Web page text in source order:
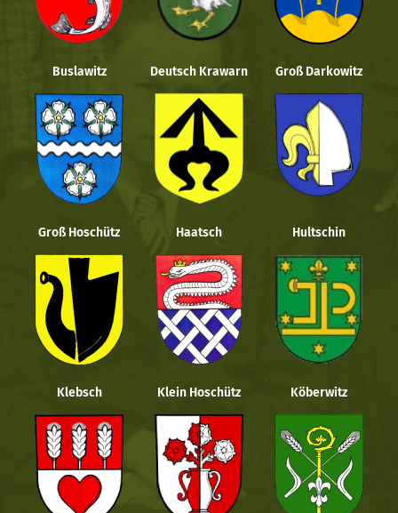
Buslawitz Deutsch Krawarn Groß Darkowitz
Groß Hoschütz Haatsch Hultschin
Klebsch Klein Hoschütz Köberwitz